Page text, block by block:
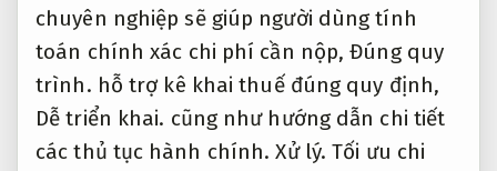
chuyên nghiệp sẽ giúp người dùng tính
toán chính xác chi phí cần nộp,Đúng quy
trình. hỗ trợ kê khai thuế đúng quy định,
Dễ triển khai. cũng như hướng dẫn chi tiết
các thủ tục hành chính.Xử lý. Tối ưu chi